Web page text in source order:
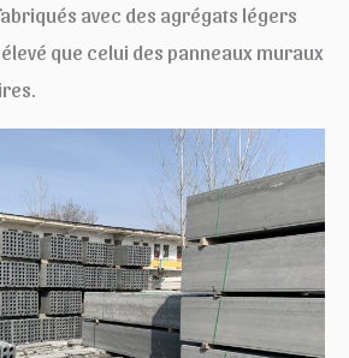
avec des agrégats légers
que celui des panneaux muraux